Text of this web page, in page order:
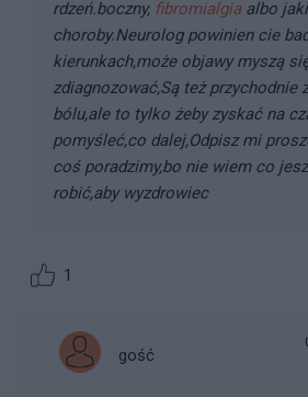
rdzeń.boczny, fibromialgiaalbo
choroby.Neurolog powinien cie
kierunkach,może objawy myszą
zdiagnozować,Są też przychodnie
bólu,ale to tylko żeby zyskać na
pomyśleć,co dalej,Odpisz mi
coś poradzimy,bo nie wiem co
robić,aby wyzdrowiec
1
gość